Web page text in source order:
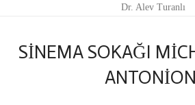
Dr. Alev Turanlı
SİNEMA SOKAĞI